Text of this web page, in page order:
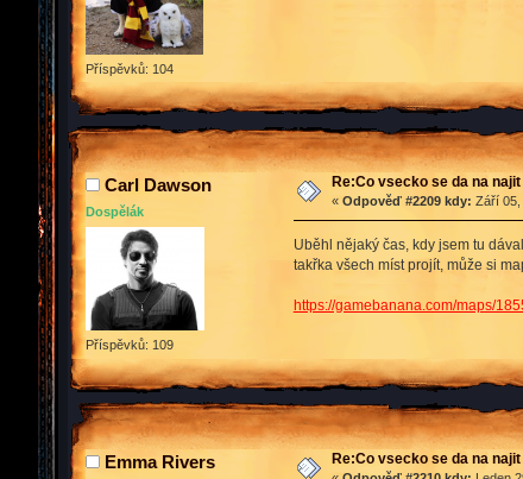
Příspěvků: 104
Carl Dawson
Dospělák
Příspěvků: 109
Re:Co vsecko se da na
« Odpověď #2209 kdy: Září 05,
Uběhl nějaký čas, kdy jsem tu
takřka všech míst projít, může si
https://gamebanana.com/maps/
Emma Rivers Re:Co vsecko se da na